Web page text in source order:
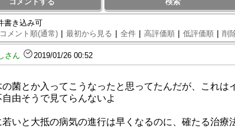
書き込み可
メント順(通常) | 最初から見る | 全件 | 高評価順 | 低評価順 | 削
さん 2019/01/26 00:52
菌とか入ってこうなったと思ってたんだが、これは
由そうで見てらんないよ
いと大抵の病気の進行は早くなるのに、確たる治療